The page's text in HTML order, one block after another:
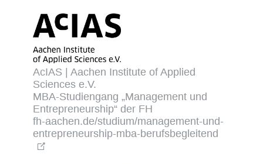
AcIAS | Aachen Institute of Applied
Sciences e.V.
MBA-Studiengang „Management und
Entrepreneurship“ der FH
fh-aachen.de/studium/management-und-
entrepreneurship-mba-berufsbegleitend